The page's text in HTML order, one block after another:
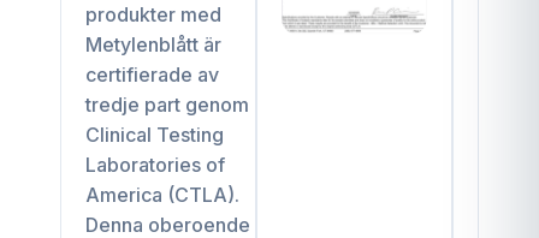
produkter med
Metylenblått är
certifierade av
tredje part genom
Clinical Testing
Laboratories of
America (CTLA).
Denna oberoende